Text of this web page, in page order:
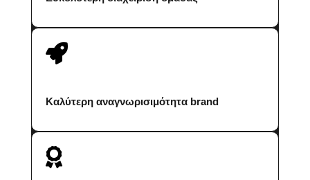

Καλύτερη αναγνωρισιμότητα brand
